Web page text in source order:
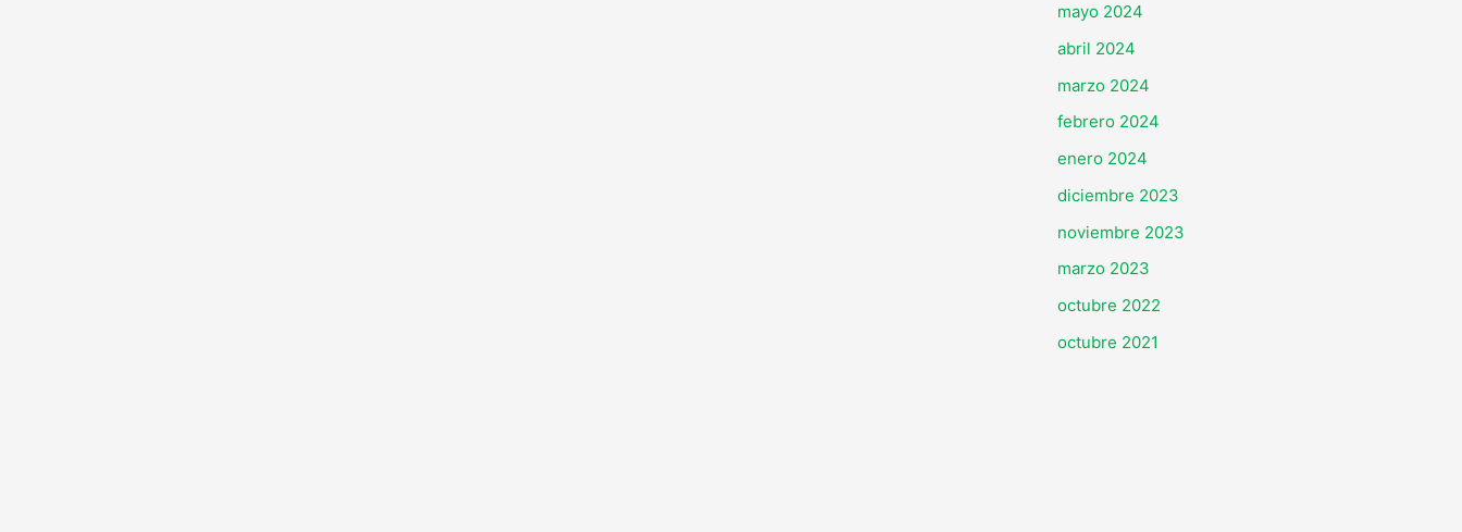
mayo 2024
abril 2024
marzo 2024
febrero 2024
enero 2024
diciembre 2023
noviembre 2023
marzo 2023
octubre 2022
octubre 2021